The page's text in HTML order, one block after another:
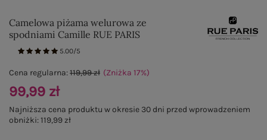
Camelowa piżama welurowa ze
spodniami Camille RUE PARIS
5.00/5
Cena regularna:119,99 zł (Zniżka 17%)
99,99 zł
Najniższa cena produktu w okresie 30 dni przed wprowadzeniem
obniżki:119,99 zł